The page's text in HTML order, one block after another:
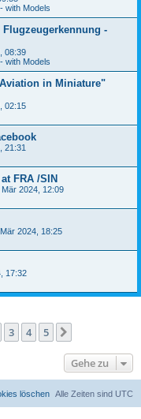
with Models
Flugzeugerkennung -
08:39
with Models
in Miniature"
02:15
21:31
FRA /SIN
Mär 2024, 12:09
2024, 18:25
17:32
3 4 5
Gehe zu
Alle Zeiten sind UTC
löschen